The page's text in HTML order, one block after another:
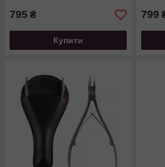
795 ₴
Купити
799